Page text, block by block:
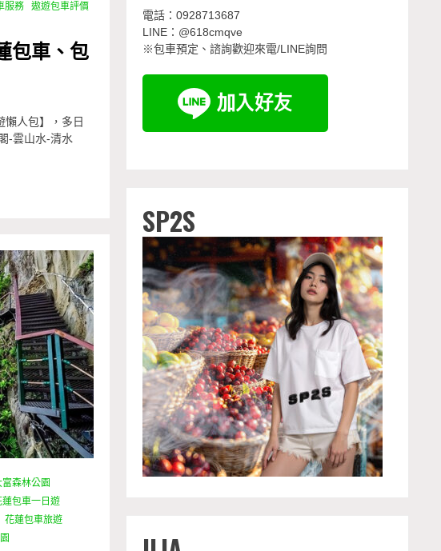
服務
遨遊包車評價
包車、包
懶人包】，多日
-雲山水-清水
富森林公園
蓮包車一日遊
花蓮包車旅遊
電話：0928713687
LINE：@618cmqve
※包車預定、諮詢歡迎來電/LINE詢問
SP2S